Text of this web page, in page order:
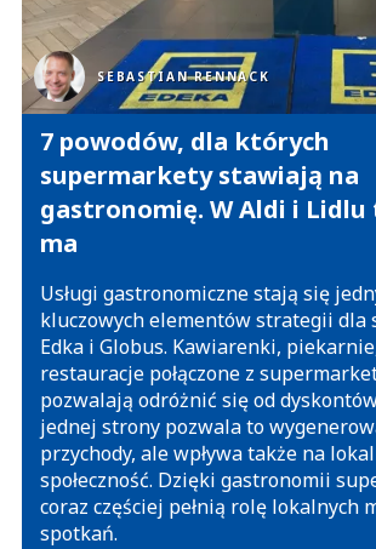
SEBASTIAN RENNACK
7 powodów, dla których
supermarkety stawiają na
gastronomię. W Aldi i Lidlu
ma
Usługi gastronomiczne stają się
kluczowych elementów strategii dla
Edka i Globus. Kawiarenki,
restauracje połączone z
pozwalają odróżnić się od
jednej strony pozwala to
przychody, ale wpływa także na
społeczność. Dzięki gastronomii
coraz częściej pełnią rolę lokalnych
spotkań.